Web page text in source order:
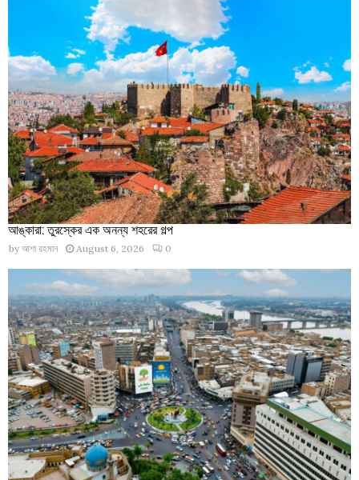
আঙ্কারা: তুরস্কের এক অনন্য শহরের গল্প
by আশা রহমান August 6, 2026 0